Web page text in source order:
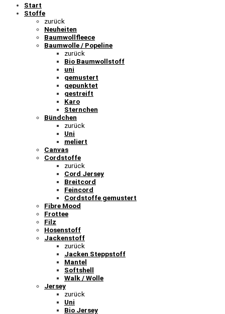
Start
Stoffe
zurück
Neuheiten
Baumwollfleece
Baumwolle / Popeline
zurück
Bio Baumwollstoff
uni
gemustert
gepunktet
gestreift
Karo
Sternchen
Bündchen
zurück
Uni
meliert
Canvas
Cordstoffe
zurück
Cord Jersey
Breitcord
Feincord
Cordstoffe gemustert
Fibre Mood
Frottee
Filz
Hosenstoff
Jackenstoff
zurück
Jacken Steppstoff
Mantel
Softshell
Walk / Wolle
Jersey
zurück
Uni
Bio Jersey